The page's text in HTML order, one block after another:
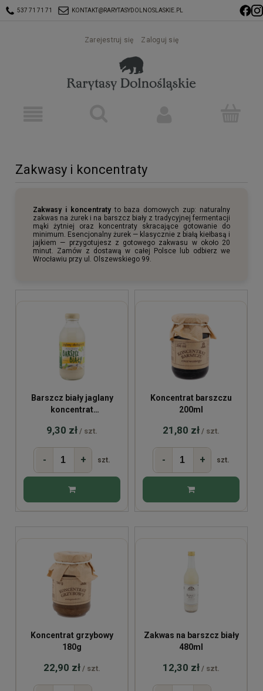
537 71 71 71 KONTAKT@RARYTASYDOLNOSLASKIE.PL
Zarejestruj się Zaloguj się
Zakwasy i koncentraty
Zakwasy i koncentratyto baza domowych zup: naturalny
zakwas na żurek i na barszcz biały z tradycyjnej fermentacji
mąki żytniej oraz koncentraty skracające gotowanie do
minimum. Esencjonalny żurek — klasycznie z białą kiełbasą i
jajkiem — przygotujesz z gotowego zakwasu w około 20
minut. Zamów z dostawą w całej Polsce lub odbierz we
Wrocławiu przy ul. Olszewskiego 99.
Barszcz biały jaglany
koncentrat
9,30 zł / szt.
- + szt.
Koncentrat barszczu
200ml
21,80 zł / szt.
- + szt.
Koncentrat grzybowy
180g
22,90 zł / szt.
Zakwas na barszcz biały
480ml
12,30 zł / szt.